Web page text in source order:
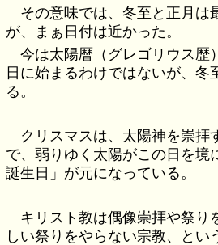
その意味では、冬至と正月は
が、まぁ日付は近かった。
今は太陽暦（グレゴリウス歴
日に始まるわけではないが、冬
る。
クリスマスは、太陽神を崇拝
で、弱りゆく太陽がこの日を境
誕生日」が元になっている。
キリスト教は偶像崇拝や祭り
しい祭りをやらない宗教、とい